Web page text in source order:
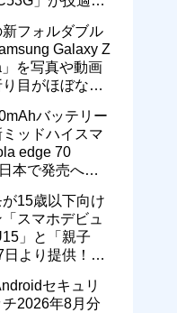
フォルダブル
Galaxy Z
を写真や動画
目がほぼない
バッテリー
ッドハイスマ
edge 70
本で発売へ！
15歳以下向け
スマホデビュ
」と「親子
より提供！親
セキュリ
2026年8月分